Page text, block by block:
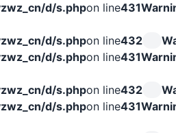
d/s.phpon line431
d/s.phpon line432
d/s.phpon line431
d/s.phpon line432
d/s.phpon line431